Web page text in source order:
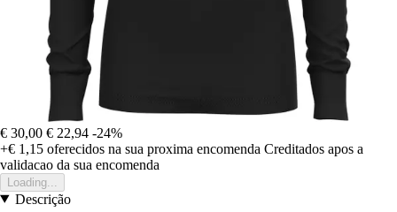
€ 30,00 € 22,94 -24%
+€ 1,15 oferecidos na sua proxima encomenda Creditados apos a
validacao da sua encomenda
Loading...
Descrição